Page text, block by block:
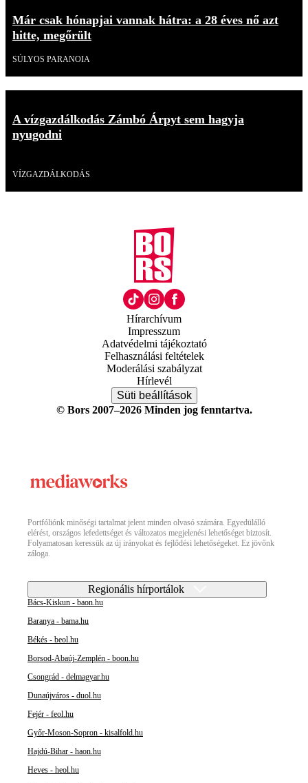
Már csak hónapjai vannak hátra: a 28 éves nő azt
hitte, megőrült
SÚLYOS PARANOIA
A vízgazdálkodás Zámbó Árpyt sem hagyja
nyugodni
VÍZGAZDÁLKODÁS
Hírarchívum
Impresszum
Adatvédelmi tájékoztató
Felhasználási feltételek
Moderálási szabályzat
Hírlevél
Süti beállítások
© Bors 2007–2026 Minden jog fenntartva.
Portfóliónk minőségi tartalmat jelent minden olvasó számára. Egyedülálló
elérést, országos lefedettséget és változatos megjelenési lehetőséget biztosít.
Folyamatosan keressük az új irányokat és fejlődési lehetőségeket. Ez jövőnk
záloga.
Regionális hírportálok
Bács-Kiskun - baon.hu
Baranya - bama.hu
Békés - beol.hu
Borsod-Abaúj-Zemplén - boon.hu
Csongrád - delmagyar.hu
Dunaújváros - duol.hu
Fejér - feol.hu
Győr-Moson-Sopron - kisalfold.hu
Hajdú-Bihar - haon.hu
Heves - heol.hu